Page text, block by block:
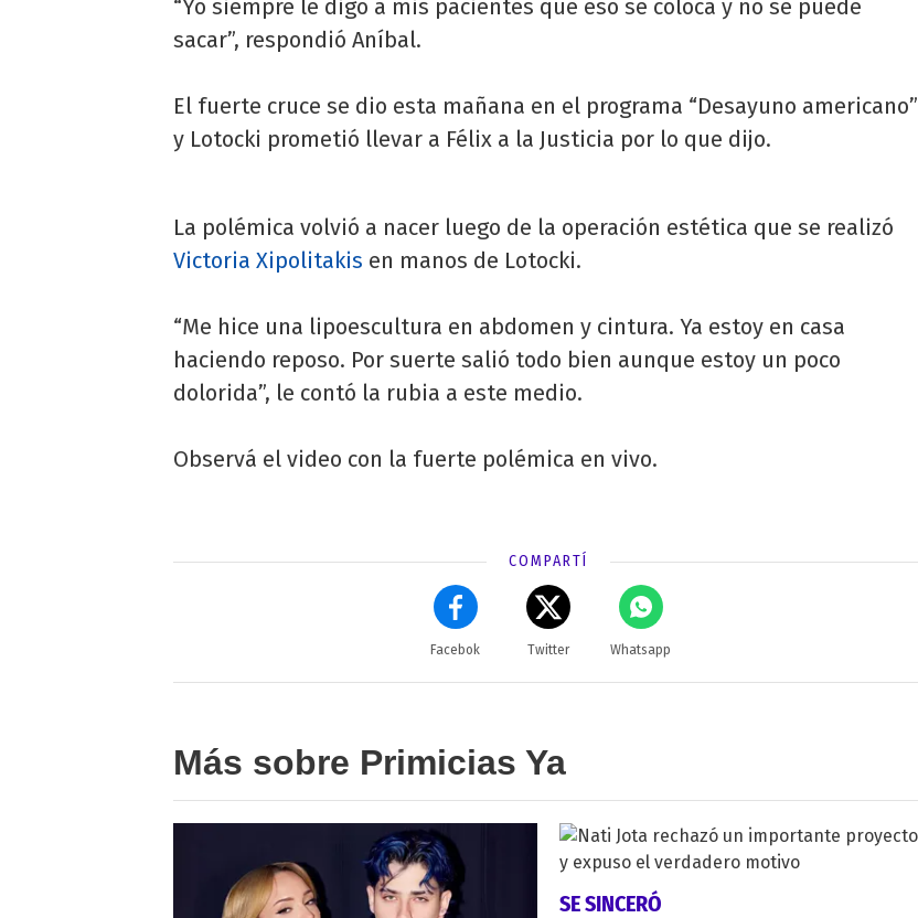
“Yo siempre le digo a mis pacientes que eso se coloca y no se puede
sacar”, respondió Aníbal.
El fuerte cruce se dio esta mañana en el programa “Desayuno americano”
y Lotocki prometió llevar a Félix a la Justicia por lo que dijo.
La polémica volvió a nacer luego de la operación estética que se realizó
Victoria Xipolitakis en manos de Lotocki.
“Me hice una lipoescultura en abdomen y cintura. Ya estoy en casa
haciendo reposo. Por suerte salió todo bien aunque estoy un poco
dolorida”, le contó la rubia a este medio.
Observá el video con la fuerte polémica en vivo.
COMPARTÍ
Facebok Twitter Whatsapp
Más sobre Primicias Ya
SE SINCERÓ